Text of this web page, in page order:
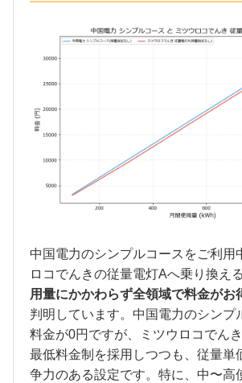
中国電力のシンプルコースをご利用
ロコでんきの従量電灯Aへ乗り換える
用量にかかわらず全領域で料金がお
判明しています。中国電力のシンプ
料金が0円ですが、ミツウロコでん
最低料金制を採用しつつも、従量単
争力のある設定です。特に、中〜高